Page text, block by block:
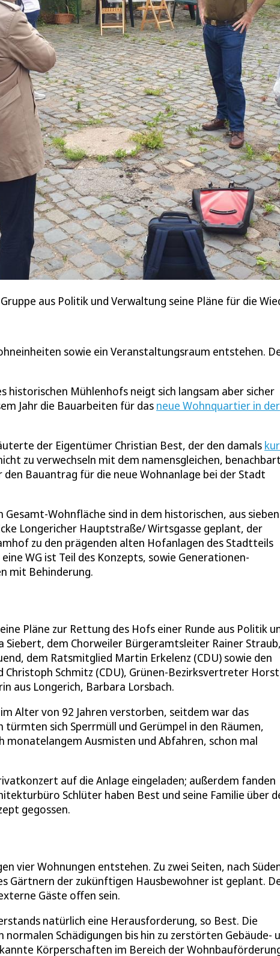
aus Politik und Verwaltung seine Pläne für die
sowie ein Veranstaltungsraum entstehen.
historischen Mühlenhofs neigt sich langsam aber sicher
Jahr die Bauarbeiten für das neue Wohnquartier in der
der Eigentümer Christian Best, der den damals
zu verwechseln mit dem namensgleichen,
Bauantrag für die neue Wohnanlage bei der Stadt
Wohnfläche sind in dem historischen, aus sieben
Longericher Hauptstraße/ Wirtsgasse geplant, der
zu den prägenden alten Hofanlagen des Stadtteils
WG ist Teil des Konzepts, sowie Generationen-
mit Behinderung.
Pläne zur Rettung des Hofs einer Runde aus Politik
dem Chorweiler Bürgeramtsleiter Rainer Straub,
dem Ratsmitglied Martin Erkelenz (CDU) sowie den
Christoph Schmitz (CDU), Grünen-Bezirksvertreter Horst
aus Longerich, Barbara Lorsbach.
Alter von 92 Jahren verstorben, seitdem war das
sich Sperrmüll und Gerümpel in den Räumen,
Ausmisten und Abfahren, schon mal
auf die Anlage eingeladen; außerdem fanden
Schlüter haben Best und seine Familie über
gegossen.
vier Wohnungen entstehen. Zu zwei Seiten, nach
Gärtnern der zukünftigen Hausbewohner ist geplant.
Gäste offen sein.
natürlich eine Herausforderung, so Best. Die
Schädigungen bis hin zu zerstörten Gebäude-
Körperschaften im Bereich der